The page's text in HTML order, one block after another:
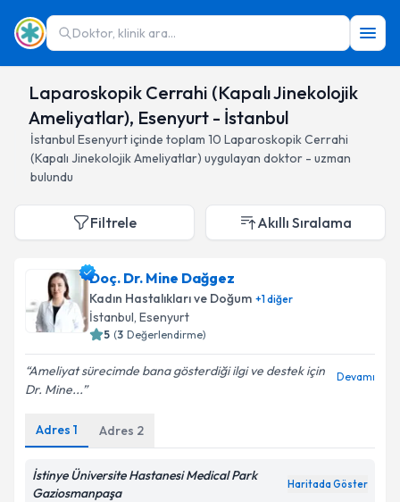
Doktor, klinik ara...
Laparoskopik Cerrahi (Kapalı Jinekolojik
Ameliyatlar), Esenyurt - İstanbul
İstanbul Esenyurtiçinde toplam 10 Laparoskopik Cerrahi
(Kapalı Jinekolojik Ameliyatlar) uygulayan doktor - uzman
bulundu
Filtrele Akıllı Sıralama
Doç. Dr. Mine Dağgez
Kadın Hastalıkları ve Doğum +1diğer
İstanbul, Esenyurt
5 (3 Değerlendirme)
Ameliyat sürecimde bana gösterdiği ilgi ve destek için
Dr. Mine...
Devamı
Adres 1 Adres 2
İstinye Üniversite Hastanesi Medical Park
Gaziosmanpaşa
Haritada Göster